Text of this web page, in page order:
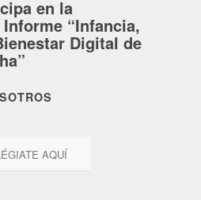
en la
“Infancia,
Digital de
AQUÍ